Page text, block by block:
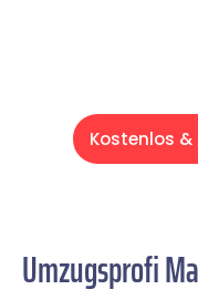
Kostenlos
Umzugsprofi